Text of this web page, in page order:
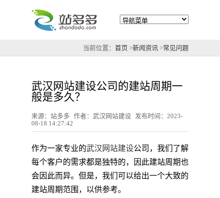
当前位置： 首页 >新闻资讯 >常见问题
武汉网站建设公司的建站周期一
般是多久？
来源：站多多 作者：武汉网站建设 发布时间：2023-
08-18 14:27:42
作为一家专业的武汉网站建设公司，我们了解
每个客户的需求都是独特的，因此建站周期也
会因此而异。但是，我们可以给出一个大致的
建站周期范围，以供参考。